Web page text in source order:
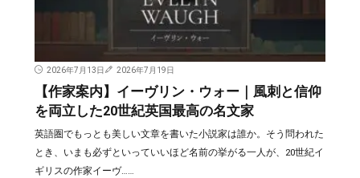
2026年7月13日 2026年7月19日
【作家案内】イーヴリン・ウォー｜風刺と信仰
を両立した20世紀英国最高の名文家
英語圏でもっとも美しい文章を書いた小説家は誰か。そう問われた
とき、いまも必ずといっていいほど名前の挙がる一人が、20世紀イ
ギリスの作家イーヴ……